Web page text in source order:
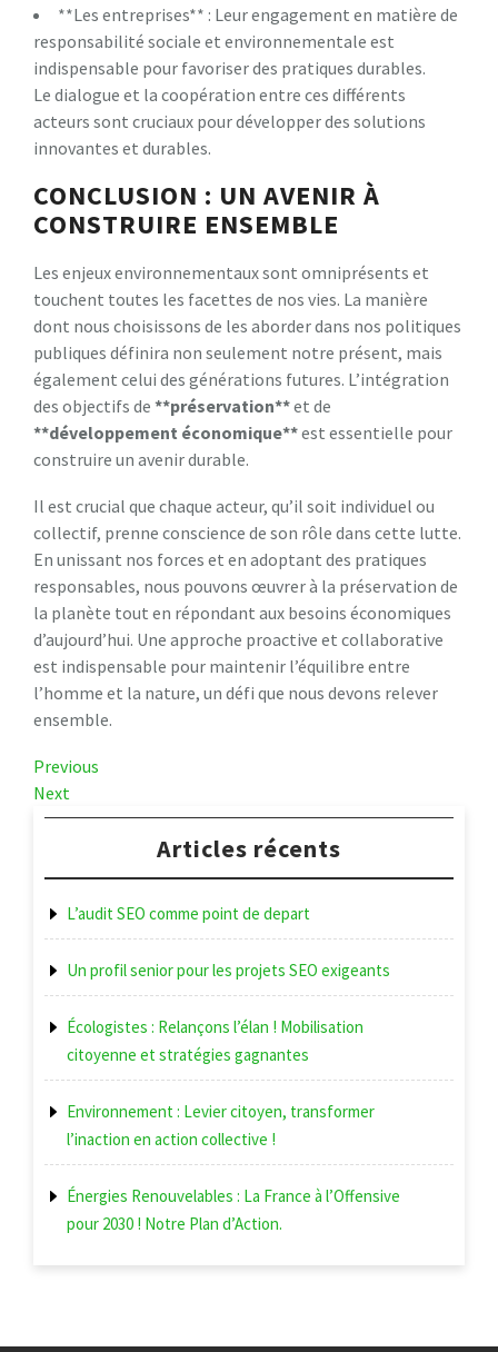
**Les entreprises** : Leur engagement en matière de
responsabilité sociale et environnementale est
indispensable pour favoriser des pratiques durables.
Le dialogue et la coopération entre ces différents
acteurs sont cruciaux pour développer des solutions
innovantes et durables.
CONCLUSION : UN AVENIR À
CONSTRUIRE ENSEMBLE
Les enjeux environnementaux sont omniprésents et
touchent toutes les facettes de nos vies. La manière
dont nous choisissons de les aborder dans nos politiques
publiques définira non seulement notre présent, mais
également celui des générations futures. L’intégration
des objectifs de **préservation**et de
**développement économique**est essentielle pour
construire un avenir durable.
Il est crucial que chaque acteur, qu’il soit individuel ou
collectif, prenne conscience de son rôle dans cette lutte.
En unissant nos forces et en adoptant des pratiques
responsables, nous pouvons œuvrer à la préservation de
la planète tout en répondant aux besoins économiques
d’aujourd’hui. Une approche proactive et collaborative
est indispensable pour maintenir l’équilibre entre
l’homme et la nature, un défi que nous devons relever
ensemble.
Navigation
de
l’article
Previous
Post
Previous
Next
Post
Next
Articles récents
L’audit SEO comme point de depart
Un profil senior pour les projets SEO exigeants
Écologistes : Relançons l’élan ! Mobilisation
citoyenne et stratégies gagnantes
Environnement : Levier citoyen, transformer
l’inaction en action collective !
Énergies Renouvelables : La France à l’Offensive
pour 2030 ! Notre Plan d’Action.